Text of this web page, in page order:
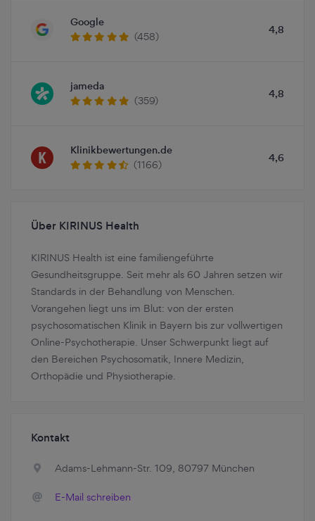
Google
(458)
4,8
jameda
(359)
4,8
Klinikbewertungen.de
(1166)
4,6
Über KIRINUS Health
KIRINUS Health ist eine familiengeführte
Gesundheitsgruppe. Seit mehr als 60 Jahren setzen wir
Standards in der Behandlung von Menschen.
Vorangehen liegt uns im Blut: von der ersten
psychosomatischen Klinik in Bayern bis zur vollwertigen
Online-Psychotherapie. Unser Schwerpunkt liegt auf
den Bereichen Psychosomatik, Innere Medizin,
Orthopädie und Physiotherapie.
Kontakt
Adams-Lehmann-Str. 109, 80797 München
E-Mail schreiben